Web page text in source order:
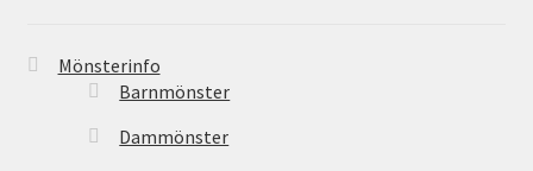
Mönsterinfo
Barnmönster
Dammönster